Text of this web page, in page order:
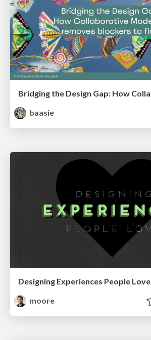
baasie
Designing Experiences People Love
moore